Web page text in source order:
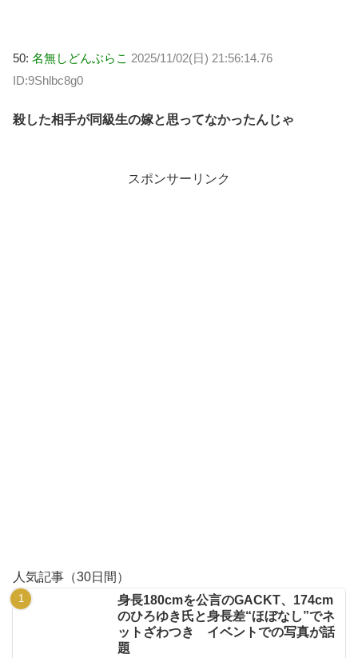
50: 名無しどんぶらこ 2025/11/02(日) 21:56:14.76
ID:9Shlbc8g0
殺した相手が同級生の嫁と思ってなかったんじゃ
スポンサーリンク
人気記事（30日間）
身長180cmを公言のGACKT、174cm
のひろゆき氏と身長差“ほぼなし”でネ
ットざわつき イベントでの写真が話
題